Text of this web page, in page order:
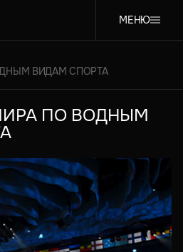
МЕНЮ
ВИДАМ СПОРТА
ПО ВОДНЫМ